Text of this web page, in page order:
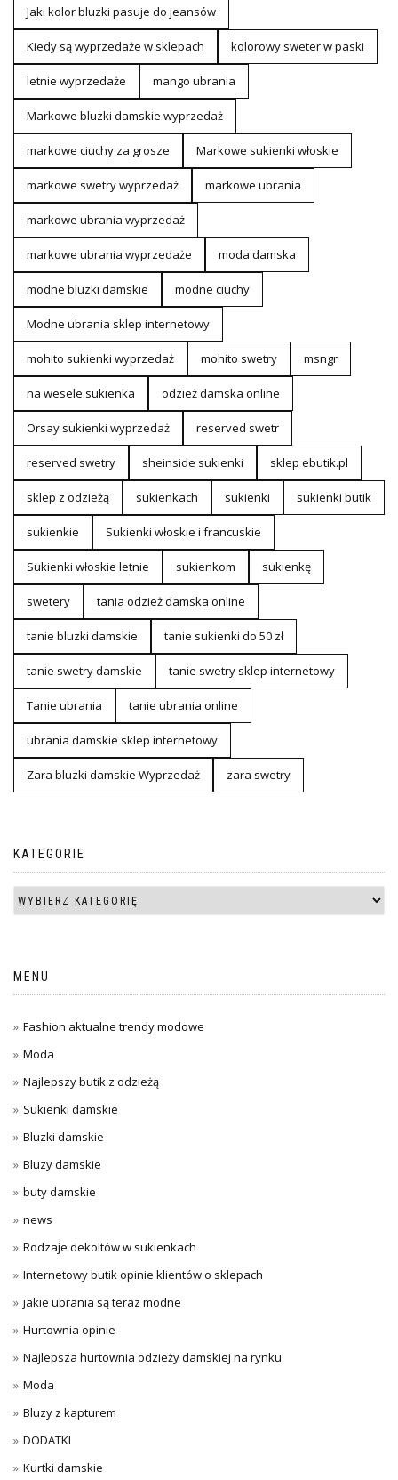
Jaki kolor bluzki pasuje do jeansów
Kiedy są wyprzedaże w sklepach kolorowy sweter w paski
letnie wyprzedaże mango ubrania
Markowe bluzki damskie wyprzedaż
markowe ciuchy za grosze Markowe sukienki włoskie
markowe swetry wyprzedaż markowe ubrania
markowe ubrania wyprzedaż
markowe ubrania wyprzedaże moda damska
modne bluzki damskie modne ciuchy
Modne ubrania sklep internetowy
mohito sukienki wyprzedaż mohito swetry msngr
na wesele sukienka odzież damska online
Orsay sukienki wyprzedaż reserved swetr
reserved swetry sheinside sukienki sklep ebutik.pl
sklep z odzieżą sukienkach sukienki sukienki butik
sukienkie Sukienki włoskie i francuskie
Sukienki włoskie letnie sukienkom sukienkę
swetery tania odzież damska online
tanie bluzki damskie tanie sukienki do 50 zł
tanie swetry damskie tanie swetry sklep internetowy
Tanie ubrania tanie ubrania online
ubrania damskie sklep internetowy
Zara bluzki damskie Wyprzedaż zara swetry
KATEGORIE
MENU
Fashion aktualne trendy modowe
Moda
Najlepszy butik z odzieżą
Sukienki damskie
Bluzki damskie
Bluzy damskie
buty damskie
news
Rodzaje dekoltów w sukienkach
Internetowy butik opinie klientów o sklepach
jakie ubrania są teraz modne
Hurtownia opinie
Najlepsza hurtownia odzieży damskiej na rynku
Moda
Bluzy z kapturem
DODATKI
Kurtki damskie